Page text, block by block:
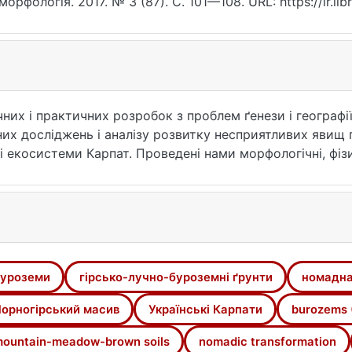
і практичних розробок з проблем ґенези і
досліджень і аналізу розвитку несприятливих явищ
Карпат. Проведені нами морфологічні,
для території дослідження. Ґрунти
асоціаціями. Буроземний процес ґрунтотвоорення
як гумусоакумуляція та оглинення, специфіка і
між чинниками ґрунтотворення. Вище
доповнюється дерновим, що сприяє формування
полонин призводить до інтенсифікації
лучних буроземних ґрунтів, що відрізняються
гірсько-лучно-буроземні ґрунти
масив Українські Карпати burozems
meadow-brown soils nomadic transformation